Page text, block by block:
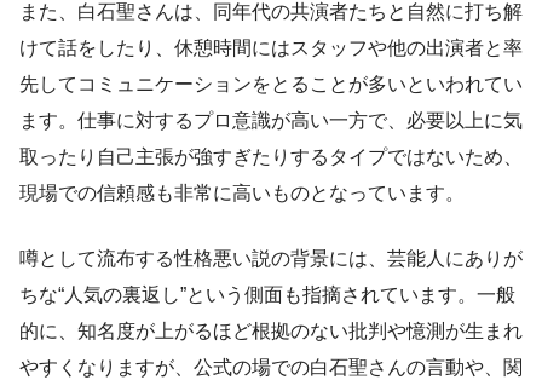
また、白石聖さんは、同年代の共演者たちと自然に打ち解
けて話をしたり、休憩時間にはスタッフや他の出演者と率
先してコミュニケーションをとることが多いといわれてい
ます。仕事に対するプロ意識が高い一方で、必要以上に気
取ったり自己主張が強すぎたりするタイプではないため、
現場での信頼感も非常に高いものとなっています。
噂として流布する性格悪い説の背景には、芸能人にありが
ちな“人気の裏返し”という側面も指摘されています。一般
的に、知名度が上がるほど根拠のない批判や憶測が生まれ
やすくなりますが、公式の場での白石聖さんの言動や、関